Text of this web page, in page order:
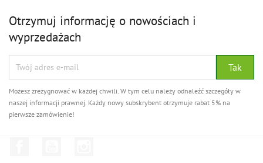
Otrzymuj informację o nowościach i
wyprzedażach
Możesz zrezygnować w każdej chwili. W tym celu należy odnaleźć szczegóły w
naszej informacji prawnej. Każdy nowy subskrybent otrzymuje rabat 5% na
pierwsze zamówienie!